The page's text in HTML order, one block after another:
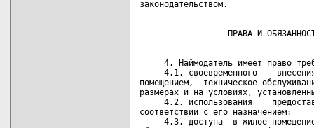
4. Наймодатель имеет право
4.1. своевременного
помещением,  техническое
размерах и на условиях,
4.2. использования
соответствии с его назначением;
4.3. доступа  в жилое